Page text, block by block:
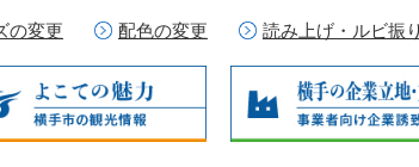
の変更 配色の変更 読み上げ・ルビ振り